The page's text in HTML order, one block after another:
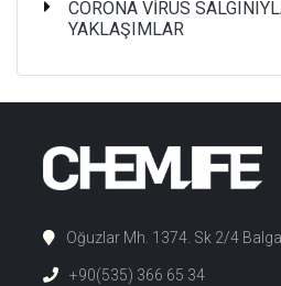
CORONA VİRÜS
YAKLAŞIMLAR
Oğuzlar Mh. 1374. Sk 2/4
+90(535) 366 65 34